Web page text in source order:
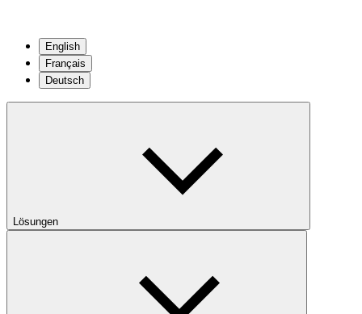
English
Français
Deutsch
Lösungen